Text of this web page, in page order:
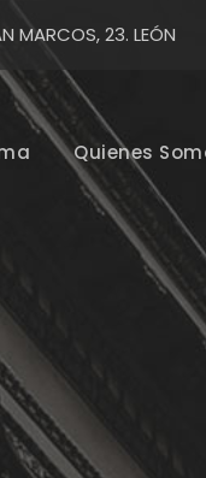
MARCOS, 23. LEÓN
Quienes